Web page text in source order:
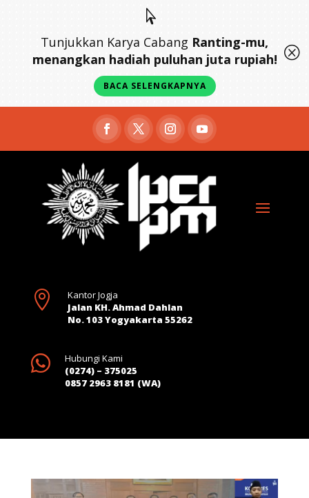

Tunjukkan Karya Cabang Ranting-mu,
menangkan hadiah puluhan juta rupiah!
BACA SELENGKAPNYA
Q

Kantor Jogja
Jalan KH. Ahmad Dahlan
No. 103 Yogyakarta 55262

Hubungi Kami
(0274) – 375025
0857 2963 8181 (WA)